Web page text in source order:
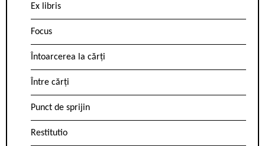
Ex libris
Focus
Întoarcerea la cărți
Între cărți
Punct de sprijin
Restitutio